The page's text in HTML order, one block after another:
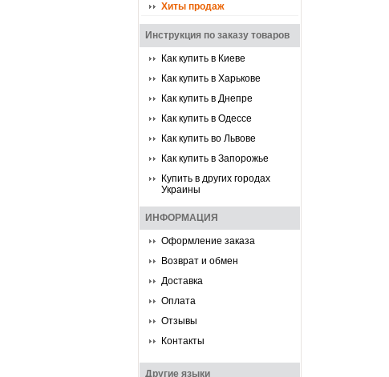
Хиты продаж
Инструкция по заказу товаров
Как купить в Киеве
Как купить в Харькове
Как купить в Днепре
Как купить в Одессе
Как купить во Львове
Как купить в Запорожье
Купить в других городах
Украины
ИНФОРМАЦИЯ
Оформление заказа
Возврат и обмен
Доставка
Оплата
Отзывы
Контакты
Другие языки